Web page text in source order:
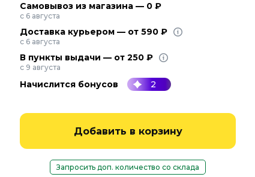
Самовывоз из магазина — 0 ₽
с 6 августа
Доставка курьером — от 590 ₽
с 6 августа
В пункты выдачи — от 250 ₽
с 9 августа
Начислится бонусов 2
Добавить в корзину
Запросить доп. количество со склада